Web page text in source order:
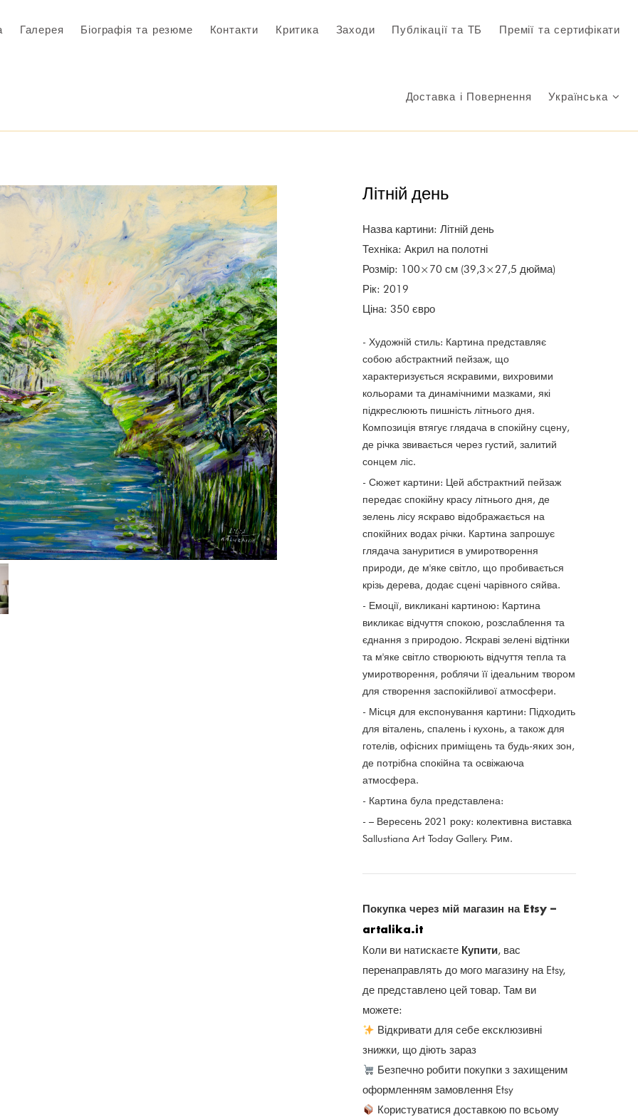
Галерея Біографія та резюме Контакти Критика Заходи Публікації та ТБ Премії та сертифікати
Доставка і Повернення Українська
Літній день
Назва картини: Літній день
Техніка: Акрил на полотні
Розмір: 100×70 см (39,3×27,5 дюйма)
Рік: 2019
Ціна: 350 євро
- Художній стиль: Картина представляє
собою абстрактний пейзаж, що
характеризується яскравими, вихровими
кольорами та динамічними мазками, які
підкреслюють пишність літнього дня.
Композиція втягує глядача в спокійну сцену,
де річка звивається через густий, залитий
сонцем ліс.
- Сюжет картини: Цей абстрактний пейзаж
передає спокійну красу літнього дня, де
зелень лісу яскраво відображається на
спокійних водах річки. Картина запрошує
глядача зануритися в умиротворення
природи, де м'яке світло, що пробивається
крізь дерева, додає сцені чарівного сяйва.
- Емоції, викликані картиною: Картина
викликає відчуття спокою, розслаблення та
єднання з природою. Яскраві зелені відтінки
та м'яке світло створюють відчуття тепла та
умиротворення, роблячи її ідеальним твором
для створення заспокійливої атмосфери.
- Місця для експонування картини: Підходить
для віталень, спалень і кухонь, а також для
готелів, офісних приміщень та будь-яких зон,
де потрібна спокійна та освіжаюча
атмосфера.
- Картина була представлена:
- – Вересень 2021 року: колективна виставка
Sallustiana Art Today Gallery. Рим.
Покупка через мій магазин на Etsy –
artalika.it
Коли ви натискаєте Купити, вас
перенаправлять до мого магазину на Etsy,
де представлено цей товар. Там ви
можете:
Відкривати для себе ексклюзивні
знижки, що діють зараз
Безпечно робити покупки з захищеним
оформленням замовлення Etsy
Користуватися доставкою по всьому